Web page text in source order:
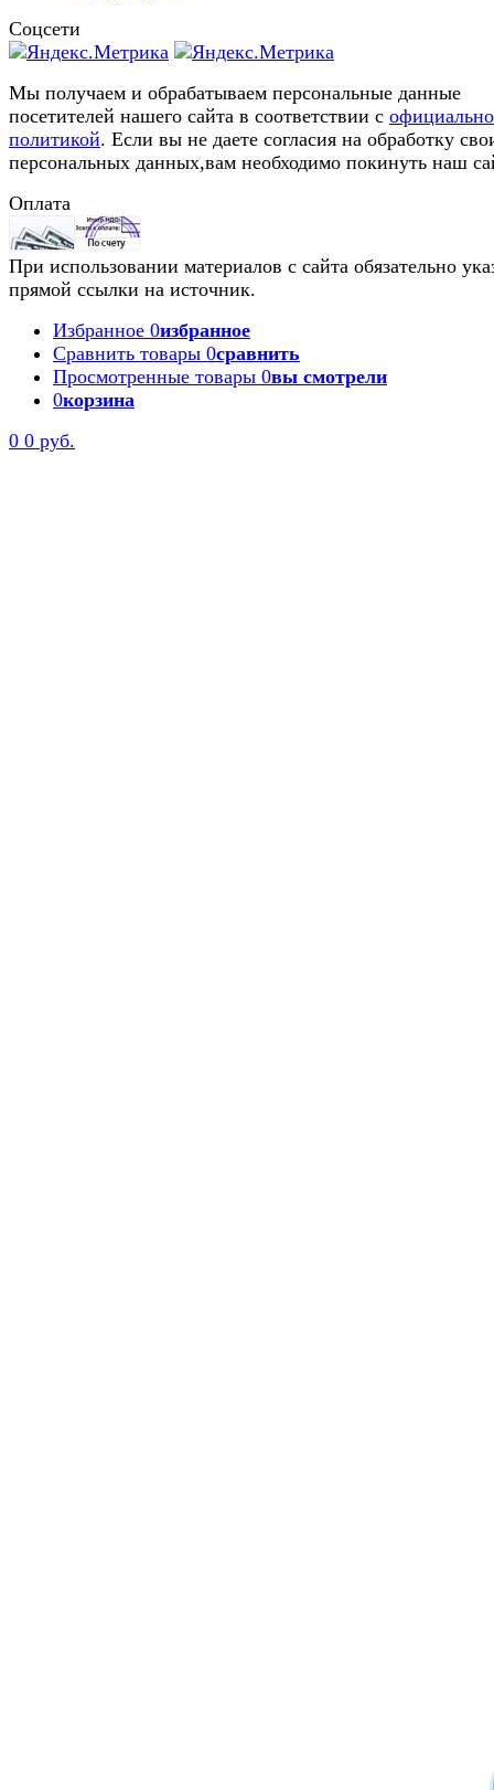
Соцсети
Мы получаем и обрабатываем персональные данные
посетителей нашего сайта в соответствии с
политикой. Если вы не даете согласия на обработку
персональных данных,вам необходимо покинуть наш
Оплата
При использовании материалов с сайта обязательно
прямой ссылки на источник.
Избранное 0избранное
Сравнить товары 0сравнить
Просмотренные товары 0вы смотрели
0корзина
0 0 руб.